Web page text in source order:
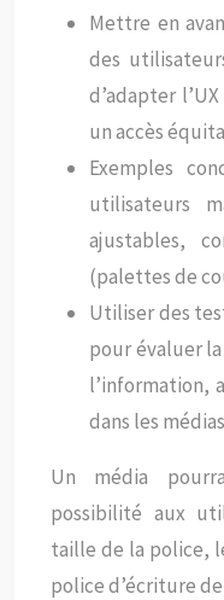
Mettre en
des
d’adapter
un accès
Exemples
utilisateurs
ajustables,
(palettes de
Utiliser des
pour évaluer
l’information,
dans les
Un média
possibilité aux
taille de la police,
police d’écriture